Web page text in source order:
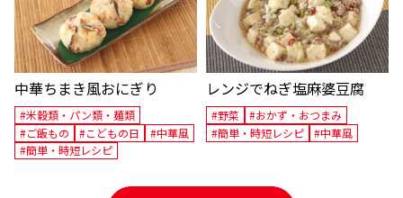
中華ちまき風おにぎり
#米穀類・パン類・麺類
#ご飯もの
#こどもの日
#中華風
#簡単・時短レシピ
レンジでねぎ塩麻婆豆腐
#野菜
#おかず・おつまみ
#簡単・時短レシピ
#中華風